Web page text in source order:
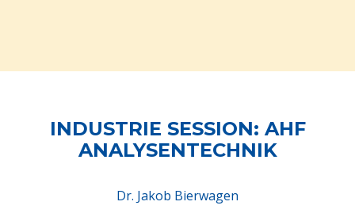
INDUSTRIE SESSION: AHF
ANALYSENTECHNIK
Dr. Jakob Bierwagen